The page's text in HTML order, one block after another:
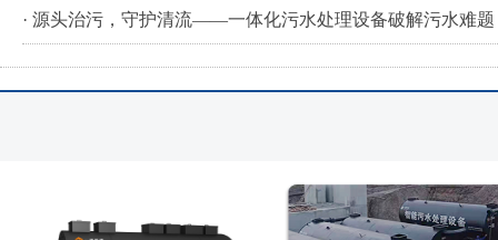
· 源头治污，守护清流——一体化污水处理设备破解污水难题